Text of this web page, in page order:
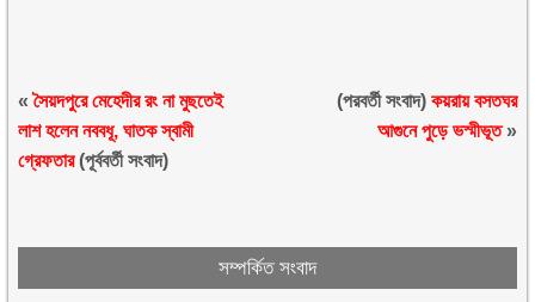
«সৈয়দপুরে মেহেদীর রং না মুছতেই
লাশ হলেন নববধূ, ঘাতক স্বামী
গ্রেফতার(পূর্ববর্তী সংবাদ)
(পরবর্তী সংবাদ) কয়রায় বসতঘর
আগুনে পুড়ে ভস্মীভূত»
সম্পর্কিত সংবাদ